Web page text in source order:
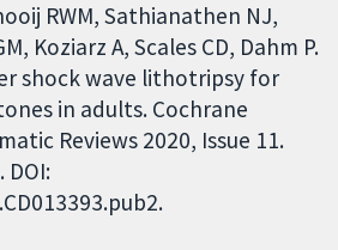
RWM, Sathianathen NJ,
Koziarz A, Scales CD, Dahm P.
shock wave lithotripsy for
in adults. Cochrane
Reviews 2020, Issue 11.
DOI: